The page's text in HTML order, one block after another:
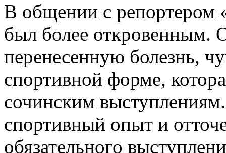
В общении с репортером
был более откровенным.
перенесенную болезнь,
спортивной форме,
сочинским
спортивный опыт и
обязательного